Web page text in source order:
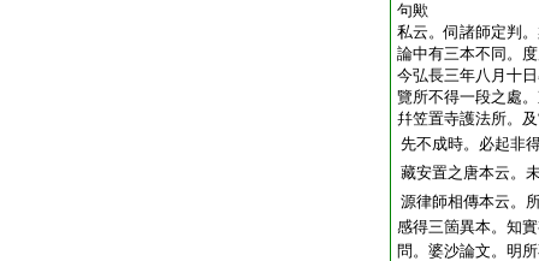
句歟
私云。伺諸師定判
論中有三本不同。
今弘長三年八月十
覽所不得一段之處
幷笠置寺護法所。
先不成時。必起非
藏安置之唐本云。
源律師相傳本云。
感得三箇異本。知
問。婆沙論文。明